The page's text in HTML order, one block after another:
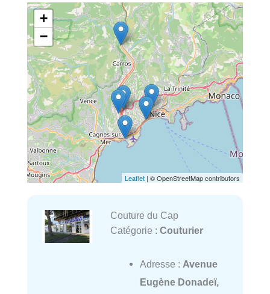
+
−
Leaflet | © OpenStreetMap contributors
Couture du Cap
Catégorie : Couturier
Adresse : Avenue
Eugène Donadeï,